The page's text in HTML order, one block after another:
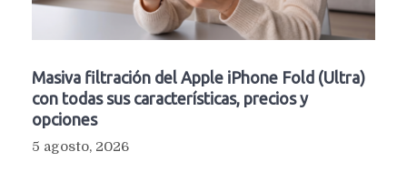
Masiva filtración del Apple iPhone Fold (Ultra)
con todas sus características, precios y
opciones
5 agosto, 2026